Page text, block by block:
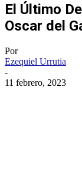
El Último
Oscar del
Por
Ezequiel Urrutia
-
11 febrero, 2023